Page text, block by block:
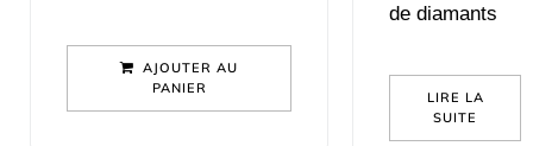
AJOUTER AU
PANIER
de diamants
LIRE LA
SUITE